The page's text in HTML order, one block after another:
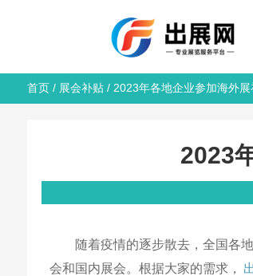
首页/ 展会补贴/ 2023年各地企业参加海外展
2023
随着疫情的逐步散去，全国各
会和国内展会。根据大家的需求，